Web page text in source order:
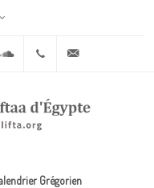
Soundcloud+20 2 25970400
Grégorien